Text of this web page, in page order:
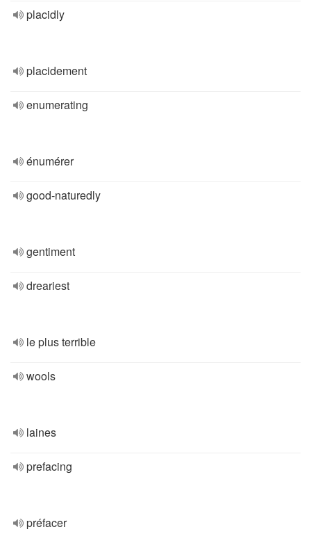
placidly
placidement
enumerating
énumérer
good-naturedly
gentiment
dreariest
le plus terrible
wools
laines
prefacing
préfacer